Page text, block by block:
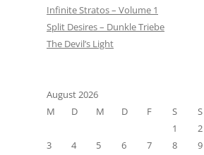
Infinite Stratos – Volume 1
Split Desires – Dunkle Triebe
The Devil’s Light
August 2026
M
D M D F S
S
1
2
3
4 5 6 7 8
9